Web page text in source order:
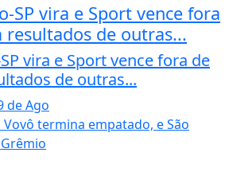
SP vira e Sport vence fora
resultados de outras...
vira e Sport vence fora de
de outras...
de Ago